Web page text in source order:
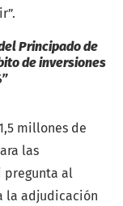
Principado de
de inversiones
millones de
las
pregunta al
la adjudicación